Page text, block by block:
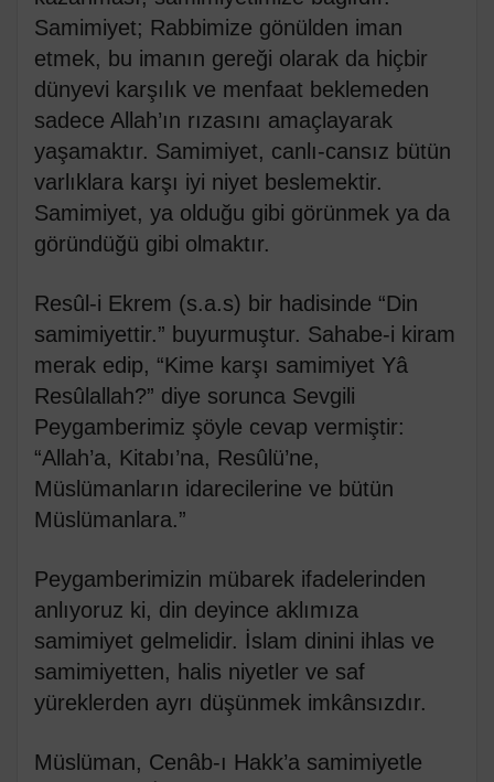
Samimiyet; Rabbimize gönülden iman
etmek, bu imanın gereği olarak da hiçbir
dünyevi karşılık ve menfaat beklemeden
sadece Allah’ın rızasını amaçlayarak
yaşamaktır. Samimiyet, canlı-cansız bütün
varlıklara karşı iyi niyet beslemektir.
Samimiyet, ya olduğu gibi görünmek ya da
göründüğü gibi olmaktır.
Resûl-i Ekrem (s.a.s) bir hadisinde “Din
samimiyettir.” buyurmuştur. Sahabe-i kiram
merak edip, “Kime karşı samimiyet Yâ
Resûlallah?” diye sorunca Sevgili
Peygamberimiz şöyle cevap vermiştir:
“Allah’a, Kitabı’na, Resûlü’ne,
Müslümanların idarecilerine ve bütün
Müslümanlara.”
Peygamberimizin mübarek ifadelerinden
anlıyoruz ki, din deyince aklımıza
samimiyet gelmelidir. İslam dinini ihlas ve
samimiyetten, halis niyetler ve saf
yüreklerden ayrı düşünmek imkânsızdır.
Müslüman, Cenâb-ı Hakk’a samimiyetle